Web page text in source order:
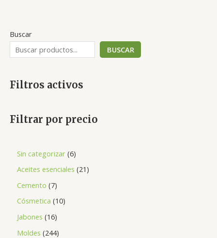
Buscar
BUSCAR
Filtros activos
Filtrar por precio
Sin categorizar 6
Aceites esenciales 21
Cemento 7
Cósmetica 10
Jabones 16
Moldes 244